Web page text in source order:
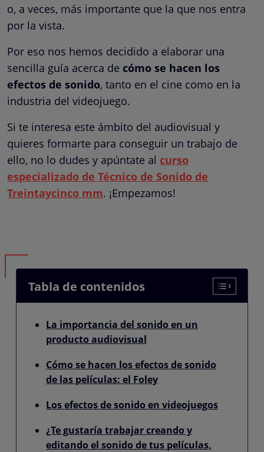
o, a veces, más importante que la que nos entra
por la vista.
Por eso nos hemos decidido a elaborar una
sencilla guía acerca de cómo se hacen los
efectos de sonido, tanto en el cine como en la
industria del videojuego.
Si te interesa este ámbito del audiovisual y
quieres formarte para conseguir un trabajo de
ello, no lo dudes y apúntate al curso
especializado de Técnico de Sonido de
Treintaycinco mm. ¡Empezamos!
Tabla de contenidos
La importancia del sonido en un
producto audiovisual
Cómo se hacen los efectos de sonido
de las películas: el Foley
Los efectos de sonido en videojuegos
¿Te gustaría trabajar creando y
editando el sonido de tus películas,